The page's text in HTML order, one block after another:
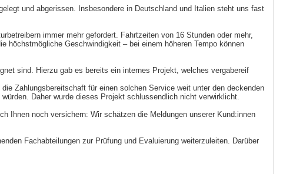
und abgerissen. Insbesondere in Deutschland und Italien steht uns fast
immer mehr gefordert. Fahrtzeiten von 16 Stunden oder mehr,
höchstmögliche Geschwindigkeit – bei einem höheren Tempo können
sind. Hierzu gab es bereits ein internes Projekt, welches vergabereif
Zahlungsbereitschaft für einen solchen Service weit unter den deckenden
Daher wurde dieses Projekt schlussendlich nicht verwirklicht.
Ihnen noch versichern: Wir schätzen die Meldungen unserer Kund:innen
Fachabteilungen zur Prüfung und Evaluierung weiterzuleiten. Darüber